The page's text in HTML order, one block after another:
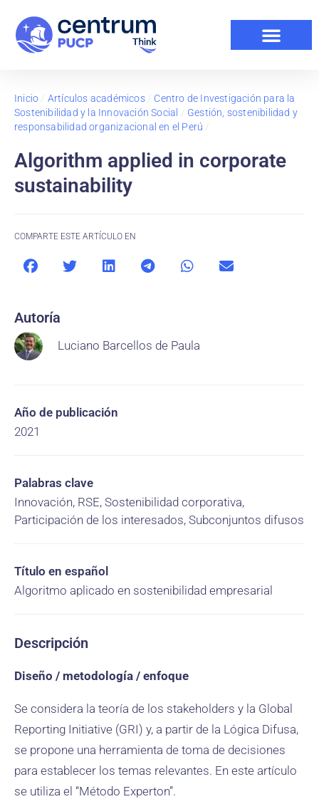
Inicio / Artículos académicos/ Centro de Investigación para la
Sostenibilidad y la Innovación Social / Gestión, sostenibilidad y
responsabilidad organizacional en el Perú /
Algorithm applied in corporate
sustainability
COMPARTE ESTE ARTÍCULO EN
Autoría
Luciano Barcellos de Paula
Año de publicación
2021
Palabras clave
Innovación, RSE, Sostenibilidad corporativa,
Participación de los interesados, Subconjuntos difusos
Título en español
Algoritmo aplicado en sostenibilidad empresarial
Descripción
Diseño / metodología / enfoque
Se considera la teoría de los stakeholders y la Global
Reporting Initiative (GRI) y, a partir de la Lógica Difusa,
se propone una herramienta de toma de decisiones
para establecer los temas relevantes. En este artículo
se utiliza el “Método Experton”.